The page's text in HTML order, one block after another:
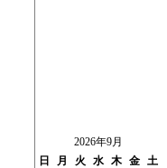
2026年9月
日
月 火 水 木 金 土